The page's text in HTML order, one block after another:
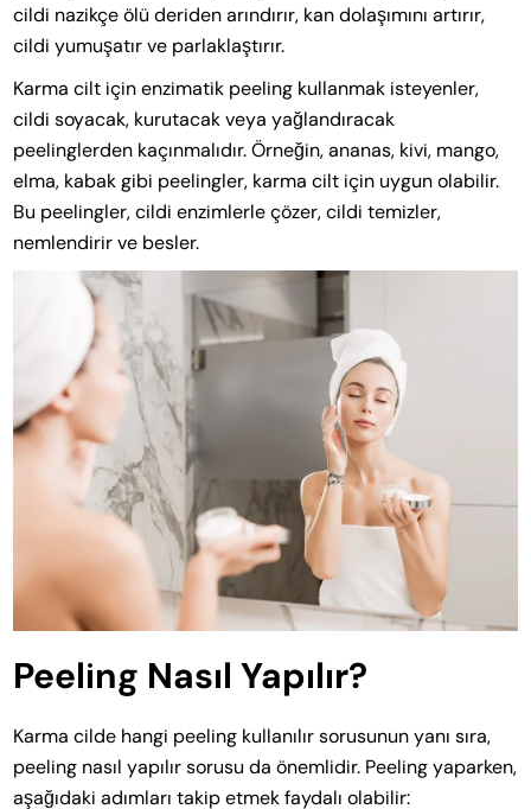
cildi nazikçe ölü deriden arındırır, kan dolaşımını artırır,
cildi yumuşatır ve parlaklaştırır.
Karma cilt için enzimatik peeling kullanmak isteyenler,
cildi soyacak, kurutacak veya yağlandıracak
peelinglerden kaçınmalıdır. Örneğin, ananas, kivi, mango,
elma, kabak gibi peelingler, karma cilt için uygun olabilir.
Bu peelingler, cildi enzimlerle çözer, cildi temizler,
nemlendirir ve besler.
Peeling Nasıl Yapılır?
Karma cilde hangi peeling kullanılır sorusunun yanı sıra,
peeling nasıl yapılır sorusu da önemlidir. Peeling yaparken,
aşağıdaki adımları takip etmek faydalı olabilir: